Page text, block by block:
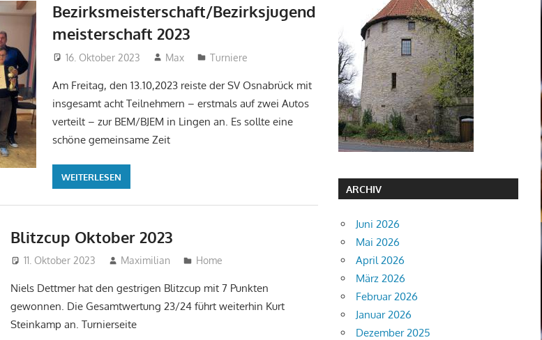
Bezirksmeisterschaft/Bezirksjugend
meisterschaft 2023
16. Oktober 2023 Max Turniere
Am Freitag, den 13.10,2023 reiste der SV Osnabrück mit
insgesamt acht Teilnehmern – erstmals auf zwei Autos
verteilt – zur BEM/BJEM in Lingen an. Es sollte eine
schöne gemeinsame Zeit
WEITERLESEN
Blitzcup Oktober 2023
11. Oktober 2023 Maximilian Home
Niels Dettmer hat den gestrigen Blitzcup mit 7 Punkten
gewonnen. Die Gesamtwertung 23/24 führt weiterhin Kurt
Steinkamp an. Turnierseite
ARCHIV
Juni 2026
Mai 2026
April 2026
März 2026
Februar 2026
Januar 2026
Dezember 2025